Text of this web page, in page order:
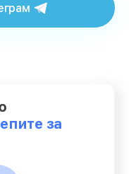
за